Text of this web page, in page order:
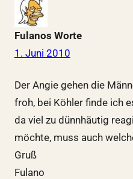
Fulanos Worte
1. Juni 2010
Der Angie gehen die
froh, bei Köhler finde ich
da viel zu dünnhäutig
möchte, muss auch
Gruß
Fulano